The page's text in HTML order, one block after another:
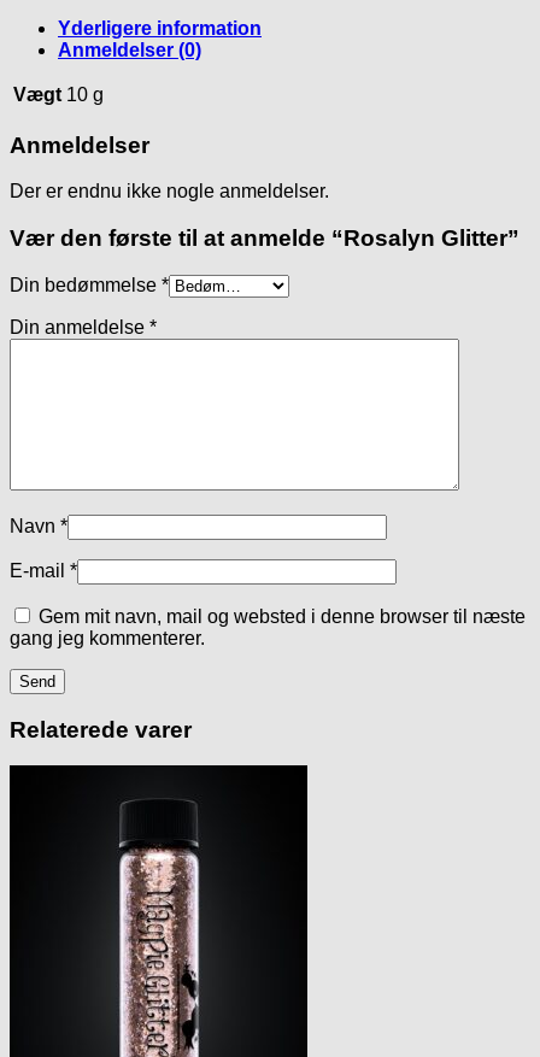
Yderligere information
Anmeldelser (0)
Vægt 10 g
Anmeldelser
Der er endnu ikke nogle anmeldelser.
Vær den første til at anmelde “Rosalyn Glitter”
Din bedømmelse *
Din anmeldelse *
Navn *
E-mail *
Gem mit navn, mail og websted i denne browser til næste
gang jeg kommenterer.
Relaterede varer